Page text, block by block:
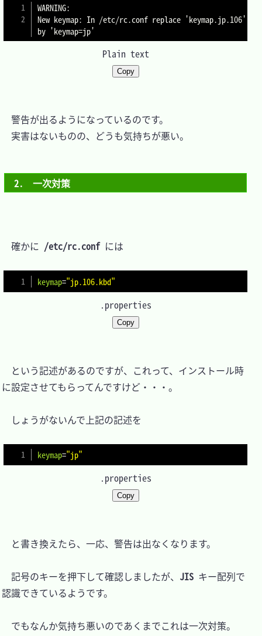
WARNING:
New keymap: In /etc/rc.conf replace 'keymap.jp.106'
Plain text
Copy
警告が出るようになっているのです。
実害はないものの、どうも気持ちが悪い。
2.　一次対策
確かに /etc/rc.conf には
keymap="jp.106.kbd"
.properties
Copy
という記述があるのですが、これって、インストール時
に設定させてもらってんですけど・・・。
しょうがないんで上記の記述を
keymap="jp"
.properties
Copy
と書き換えたら、一応、警告は出なくなります。
記号のキーを押下して確認しましたが、 JIS キー配列で
認識できているようです。
でもなんか気持ち悪いのであくまでこれは一次対策。